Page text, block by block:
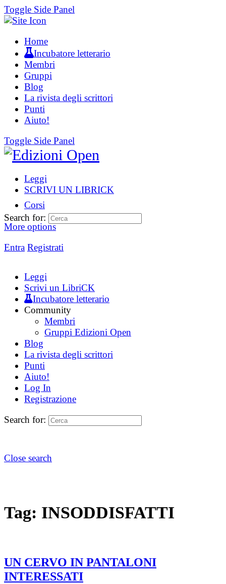
Toggle Side Panel
Home
Incubatore letterario
Membri
Gruppi
Blog
La rivista degli scrittori
Punti
Aiuto!
Toggle Side Panel
Leggi
SCRIVI UN LIBRICK
Corsi
More options
Entra Registrati
Search for:
Leggi
Scrivi un LibriCK
Incubatore letterario
Community
Membri
Gruppi Edizioni Open
Blog
La rivista degli scrittori
Punti
Aiuto!
Log In
Registrazione
Search for:
Close search
Tag: INSODDISFATTI
UN CERVO IN PANTALONI
INTERESSATI